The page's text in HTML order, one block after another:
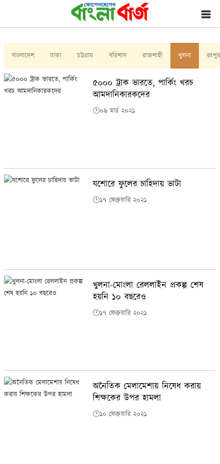
বাংলাদেশ ঢাকা চট্টগ্রাম বরিশাল রাজশাহী খুলনা রংপুর
৫০০০ ট্রাক ভারতে, পার্কিং খরচ
আমদানিকারকদের
🕑০৯ মার্চ ২০২১
যশোরে ফুলের চাহিদায় ভাটা
🕑১৭ ফেব্রুয়ারি ২০২১
খুলনা-মোংলা রেললাইন প্রকল্প শেষ
হয়নি ১০ বছরেও
🕑১৭ ফেব্রুয়ারি ২০২১
অনৈতিক মেলামেশায় নিষেধ করায়
‍শিক্ষকের উপর হামলা
🕑১০ ফেব্রুয়ারি ২০২১